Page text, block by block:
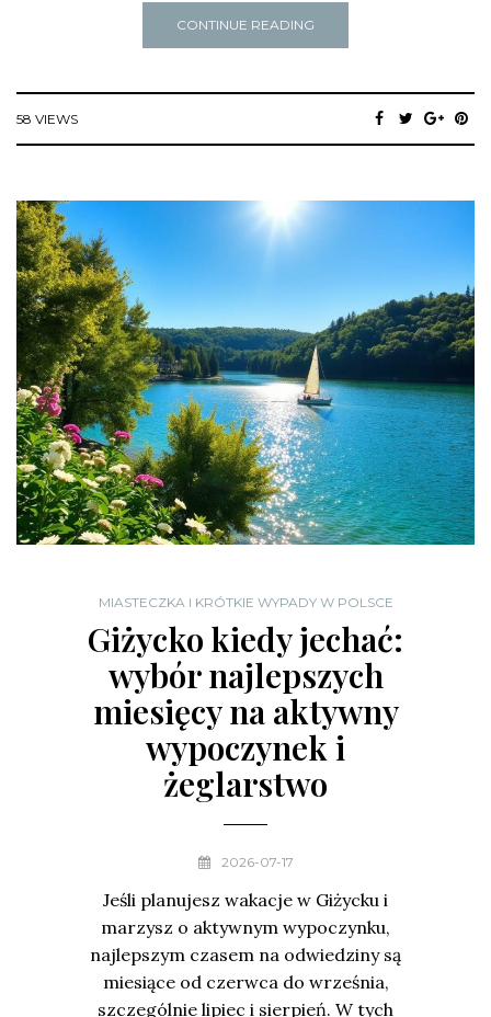
CONTINUE READING
58 VIEWS
MIASTECZKA I KRÓTKIE WYPADY W POLSCE
Giżycko kiedy jechać:
wybór najlepszych
miesięcy na aktywny
wypoczynek i
żeglarstwo
2026-07-17
Jeśli planujesz wakacje w Giżycku i
marzysz o aktywnym wypoczynku,
najlepszym czasem na odwiedziny są
miesiące od czerwca do września,
szczególnie lipiec i sierpień. W tych